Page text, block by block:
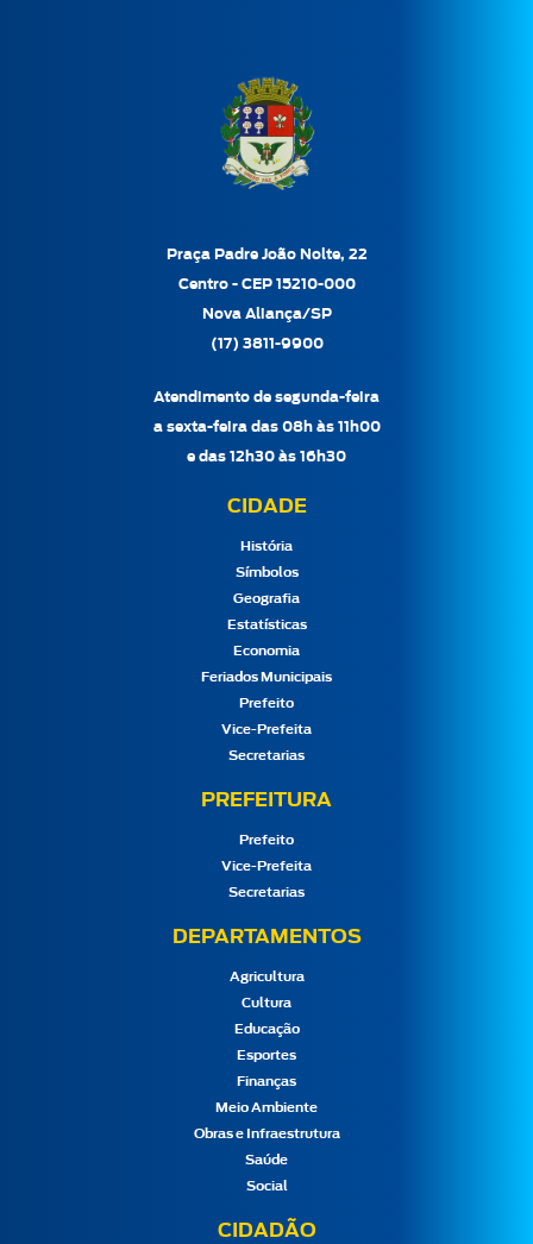
Praça Padre João Nolte, 22
Centro - CEP 15210-000
Nova Aliança/SP
(17) 3811-9900
Atendimento de segunda-feira
a sexta-feira das 08h às 11h00
e das 12h30 às 16h30
CIDADE
História
Símbolos
Geografia
Estatísticas
Economia
Feriados Municipais
Prefeito
Vice-Prefeita
Secretarias
PREFEITURA
Prefeito
Vice-Prefeita
Secretarias
DEPARTAMENTOS
Agricultura
Cultura
Educação
Esportes
Finanças
Meio Ambiente
Obras e Infraestrutura
Saúde
Social
CIDADÃO